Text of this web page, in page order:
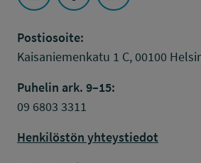
Postiosoite:
Kaisaniemenkatu 1 C, 00100
Puhelin ark. 9–15:
09 6803 3311
Henkilöstön yhteystiedot